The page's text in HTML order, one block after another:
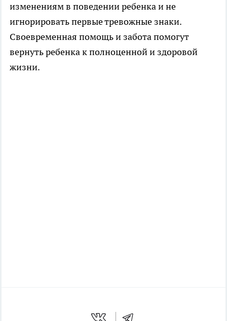
изменениям в поведении ребенка и не
игнорировать первые тревожные знаки.
Своевременная помощь и забота помогут
вернуть ребенка к полноценной и здоровой
жизни.